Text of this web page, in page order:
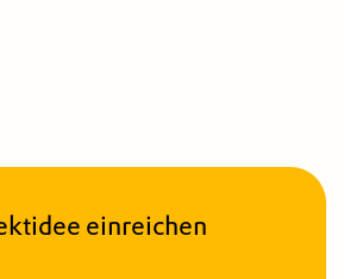
einreichen